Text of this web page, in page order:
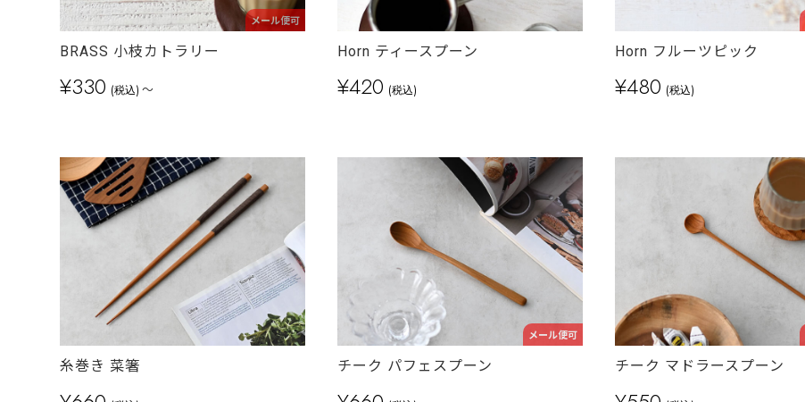
メール便可
BRASS 小枝カトラリー
¥330 (税込) ～
Horn ティースプーン
¥420 (税込)
Horn フルーツピック
¥480 (税込)
糸巻き 菜箸
メール便可
チーク パフェスプーン チーク マドラースプーン